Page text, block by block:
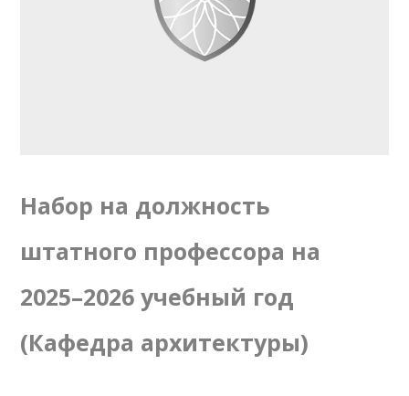
Набор на должность
штатного профессора на
2025–2026 учебный год
(Кафедра архитектуры)